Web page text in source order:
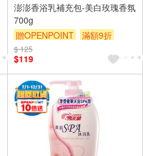
澎澎香浴乳補充包-美白玫瑰香氛
700g
贈OPENPOINT
滿額9折
贈$200
$ 125
$119